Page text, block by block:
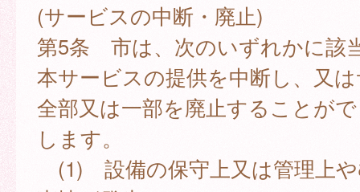
(サービスの中断・廃止)
第5条 市は、次のいずれかに該
本サービスの提供を中断し、又
全部又は一部を廃止することが
します。
(1) 設備の保守上又は管理上